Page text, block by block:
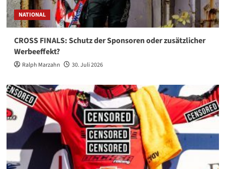
NATIONAL
CROSS FINALS: Schutz der Sponsoren oder zusätzlicher
Werbeeffekt?
Ralph Marzahn 30. Juli 2026